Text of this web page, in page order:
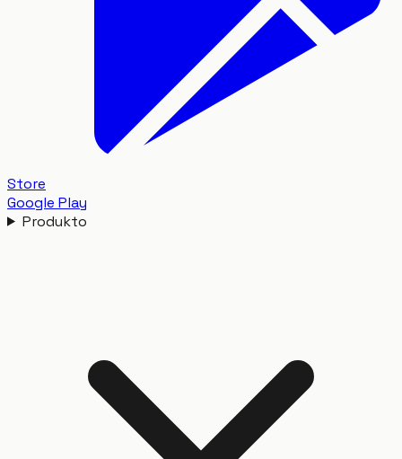
Store
Google Play
Produkto